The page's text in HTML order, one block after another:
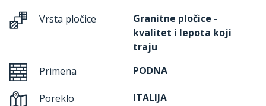
Vrsta pločice
Granitne pločice -
kvalitet i lepota koji
traju
Primena
PODNA
Poreklo ITALIJA